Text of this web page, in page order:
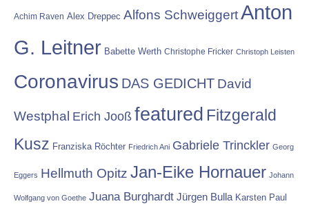
Achim Raven Alex Dreppec Alfons SchweiggertAnton
G. Leitner Babette Werth Christophe Fricker Christoph Leisten
Coronavirus DAS GEDICHT David
Westphal Erich Jooß featured Fitzgerald
Kusz Franziska Röchter Friedrich Ani Gabriele Trinckler Georg
Eggers Hellmuth Opitz Jan-Eike Hornauer Johann
Wolfgang von Goethe Juana Burghardt Jürgen Bulla Karsten Paul